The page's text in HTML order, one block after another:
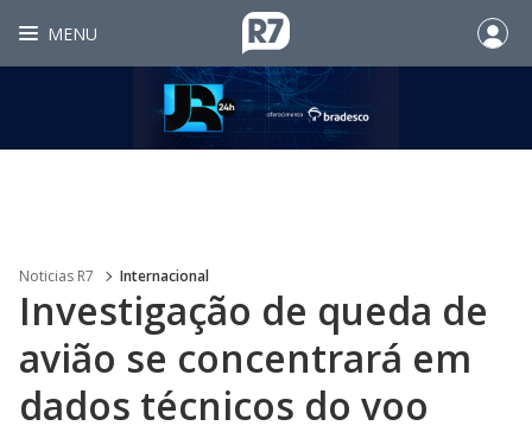
MENU
Noticias R7 Internacional
Investigação de queda de
avião se concentrará em
dados técnicos do voo